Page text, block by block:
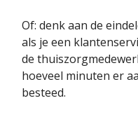
Of: denk aan de
als je een
de
hoeveel minuten er
besteed.